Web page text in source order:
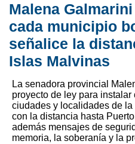
Malena
cada municipio
señalice la
Islas Malvinas
La senadora provincial
proyecto de ley para
ciudades y localidades de
con la distancia hasta
además mensajes de
memoria, la soberanía y la